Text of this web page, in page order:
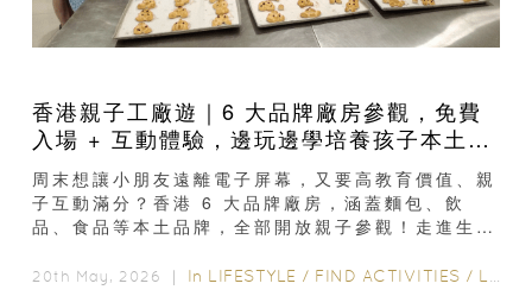
香港親子工廠遊｜6 大品牌廠房參觀，免費
入場 + 互動體驗，邊玩邊學培養孩子本土自
豪感
周末想讓小朋友遠離電子屏幕，又要高教育價值、親
子互動滿分？香港 6 大品牌廠房，涵蓋麵包、飲
品、食品等本土品牌，全部開放親子參觀！走進生產
20th May, 2026 ｜ In LIFESTYLE / FIND ACTIVITIES / LIFE